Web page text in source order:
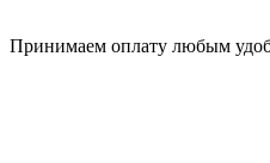
Принимаем оплату любым